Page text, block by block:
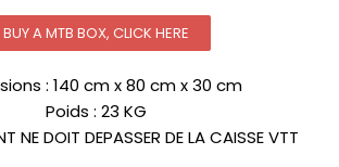
BUY A MTB BOX, CLICK HERE
: 140 cm x 80 cm x 30 cm
Poids : 23 KG
NE DOIT DEPASSER DE LA CAISSE VTT